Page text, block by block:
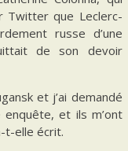
Twitter que Leclerc-
russe d’une
de son devoir
et j’ai demandé
et ils m’ont
t-elle écrit.